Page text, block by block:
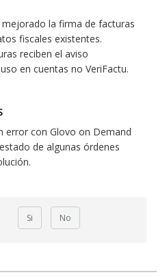
mejorado la firma de facturas
fiscales existentes.
reciben el aviso
en cuentas no VeriFactu.
error con Glovo on Demand
de algunas órdenes
Si No